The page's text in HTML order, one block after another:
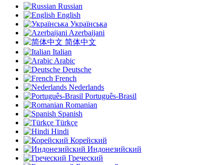
Russian
English
Українська
Azerbaijani
简体中文
Italian
Arabic
Deutsche
French
Nederlands
Português-Brasil
Romanian
Spanish
Türkçe
Hindi
Корейский
Индонезийский
Греческий